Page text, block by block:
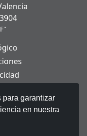
para garantizar
en nuestra
Personales